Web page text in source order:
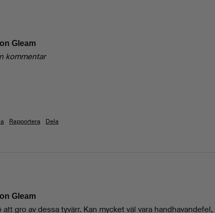
Gleam
kommentar
Rapportera Dela
Gleam
gro av dessa tyvärr. Kan mycket väl vara